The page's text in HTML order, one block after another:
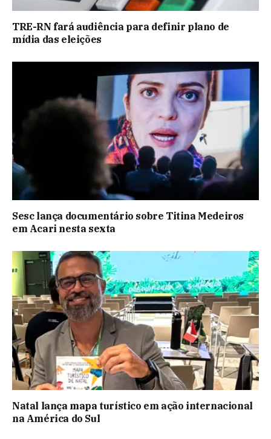
TRE-RN fará audiência para definir plano de
mídia das eleições
Sesc lança documentário sobre Titina Medeiros
em Acari nesta sexta
Natal lança mapa turístico em ação internacional
na América do Sul